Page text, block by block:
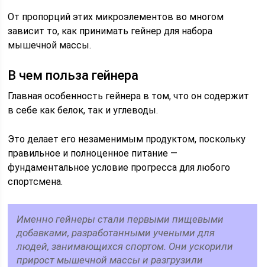
От пропорций этих микроэлементов во многом
зависит то, как принимать гейнер для набора
мышечной массы.
В чем польза гейнера
Главная особенность гейнера в том, что он содержит
в себе как белок, так и углеводы.
Это делает его незаменимым продуктом, поскольку
правильное и полноценное питание —
фундаментальное условие прогресса для любого
спортсмена.
Именно гейнеры стали первыми пищевыми
добавками, разработанными учеными для
людей, занимающихся спортом. Они ускорили
прирост мышечной массы и разгрузили